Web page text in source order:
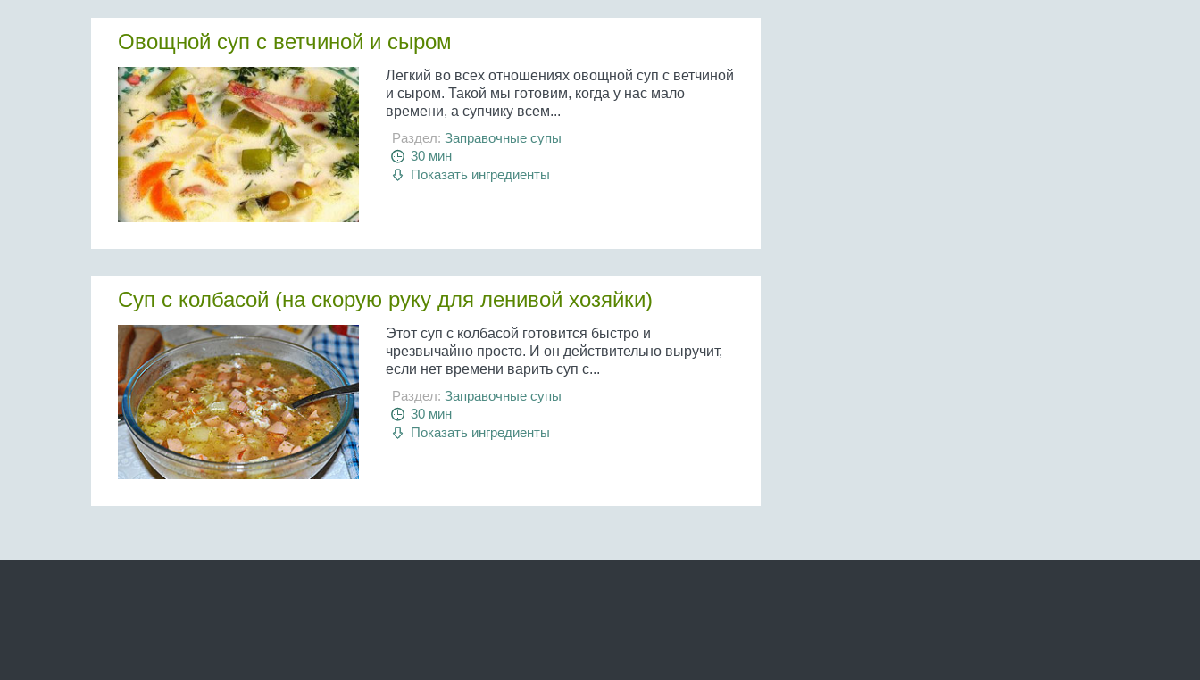
Овощной суп с ветчиной и сыром
Легкий во всех отношениях овощной суп с ветчиной
и сыром. Такой мы готовим, когда у нас мало
времени, а супчику всем...
Раздел: Заправочные супы
30 мин
Показать ингредиенты
Суп с колбасой (на скорую руку для ленивой хозяйки)
Этот суп с колбасой готовится быстро и
чрезвычайно просто. И он действительно выручит,
если нет времени варить суп с...
Раздел: Заправочные супы
30 мин
Показать ингредиенты